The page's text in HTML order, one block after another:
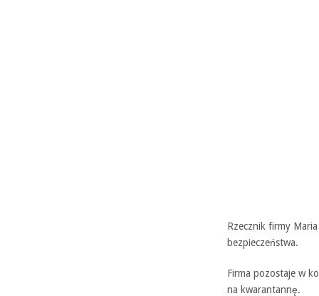
Rzecznik firmy
bezpieczeństwa.
Firma pozostaje w
na kwarantannę.